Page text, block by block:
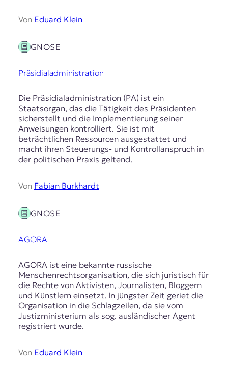
Von Eduard Klein
GNOSE
Präsidialadministration
Die Präsidialadministration (PA) ist ein
Staatsorgan, das die Tätigkeit des Präsidenten
sicherstellt und die Implementierung seiner
Anweisungen kontrolliert. Sie ist mit
beträchtlichen Ressourcen ausgestattet und
macht ihren Steuerungs- und Kontrollanspruch in
der politischen Praxis geltend.
Von Fabian Burkhardt
GNOSE
AGORA
AGORA ist eine bekannte russische
Menschenrechtsorganisation, die sich juristisch für
die Rechte von Aktivisten, Journalisten, Bloggern
und Künstlern einsetzt. In jüngster Zeit geriet die
Organisation in die Schlagzeilen, da sie vom
Justizministerium als sog. ausländischer Agent
registriert wurde.
Von Eduard Klein